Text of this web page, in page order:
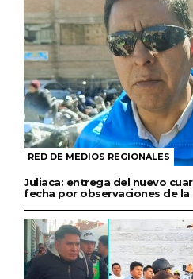
RED DE MEDIOS REGIONALES
Juliaca: entrega del nuevo
fecha por observaciones de la